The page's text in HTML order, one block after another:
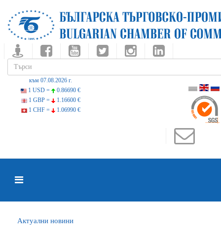
към 07.08.2026 г.
1 USD =
0.86690 €
1 GBP =
1.16600 €
1 CHF =
1.06990 €
Актуални новини